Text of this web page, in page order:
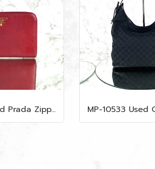
MP-10534 Used Prada Zippy Medium Wallet In Fuoco Saffiano GHW